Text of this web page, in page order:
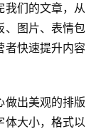
我们的文章，从
、图片、表情包
者快速提升内容
做出美观的排版
体大小，格式以